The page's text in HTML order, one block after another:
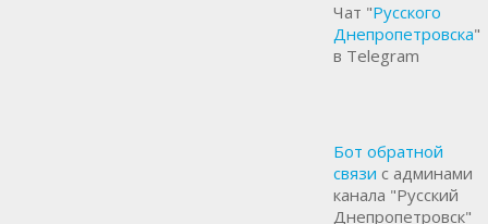
Чат "Русского
Днепропетровска"
в Telegram
Бот обратной
связи с админами
канала "Русский
Днепропетровск"